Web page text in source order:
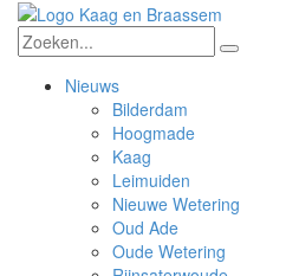
Nieuws
Bilderdam
Hoogmade
Kaag
Leimuiden
Nieuwe Wetering
Oud Ade
Oude Wetering